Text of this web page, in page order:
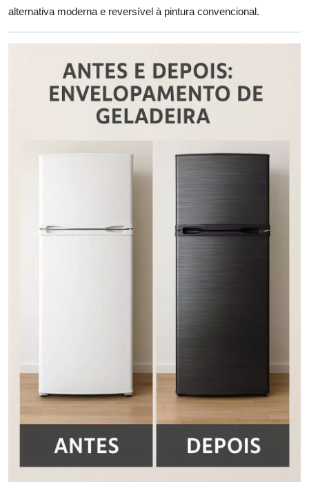
alternativa moderna e reversível à pintura convencional.